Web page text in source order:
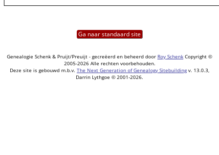
Ga naar standaard site
Genealogie Schenk & Pruijt/Preuijt - gecreëerd en beheerd door Roy Schenk Copyright ©
2005-2026 Alle rechten voorbehouden.
Deze site is gebouwd m.b.v. The Next Generation of Genealogy Sitebuildingv. 13.0.3,
Darrin Lythgoe © 2001-2026.